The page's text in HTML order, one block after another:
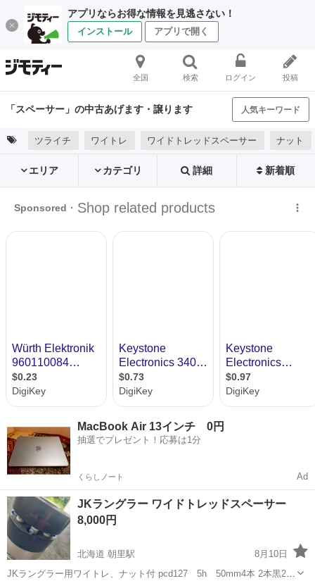
アプリならお得な情報を見逃さない！
インストール アプリで開く
全国 検索 ログイン 投稿
「スペーサー」の中古あげます・譲ります 人気キーワード
ツライチ ワイトレ ワイドトレッドスペーサー ナット
エリア カテゴリ 詳細 新着順
MacBook Air 13インチ 0円
抽選でプレゼント！応募は1分
くらしノート Ad
JKラングラー ワイドトレッドスペーサー
8,000円
北海道 朝里駅
8月10日
JKラングラー用ワイトレ、ナット付 pcd127 5h 50mm4本 2本黒2本